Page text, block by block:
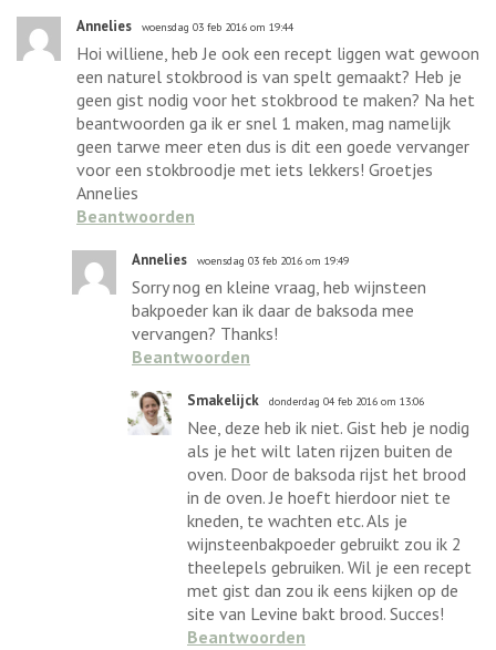
Annelies woensdag 03 feb 2016 om 19:44
Hoi williene, heb Je ook een recept liggen wat gewoon
een naturel stokbrood is van spelt gemaakt? Heb je
geen gist nodig voor het stokbrood te maken? Na het
beantwoorden ga ik er snel 1 maken, mag namelijk
geen tarwe meer eten dus is dit een goede vervanger
voor een stokbroodje met iets lekkers! Groetjes
Annelies
Beantwoorden
Annelies woensdag 03 feb 2016 om 19:49
Sorry nog en kleine vraag, heb wijnsteen
bakpoeder kan ik daar de baksoda mee
vervangen? Thanks!
Beantwoorden
Smakelijck donderdag 04 feb 2016 om 13:06
Nee, deze heb ik niet. Gist heb je nodig
als je het wilt laten rijzen buiten de
oven. Door de baksoda rijst het brood
in de oven. Je hoeft hierdoor niet te
kneden, te wachten etc. Als je
wijnsteenbakpoeder gebruikt zou ik 2
theelepels gebruiken. Wil je een recept
met gist dan zou ik eens kijken op de
site van Levine bakt brood. Succes!
Beantwoorden